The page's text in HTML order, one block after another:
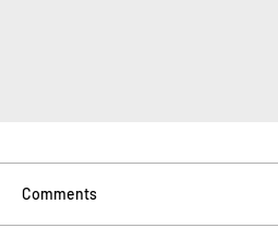
Comments